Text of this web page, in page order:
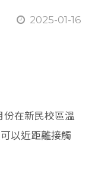
2025-01-16
份在新民校區溫
以近距離接觸